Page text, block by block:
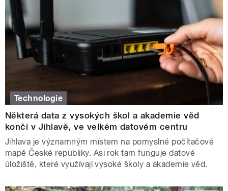
Technologie
Některá data z vysokých škol a akademie věd
končí v Jihlavě, ve velkém datovém centru
Jihlava je významným místem na pomyslné počítačové
mapě České republiky. Asi rok tam funguje datové
úložiště, které využívají vysoké školy a akademie věd.